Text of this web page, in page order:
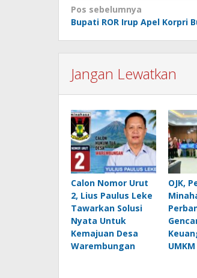
Navigasi
pos
Pos sebelumnya
Bupati ROR Irup Apel Korpri
Jangan Lewatkan
Calon Nomor Urut
2, Lius Paulus Leke
Tawarkan Solusi
Nyata Untuk
Kemajuan Desa
Warembungan
OJK,